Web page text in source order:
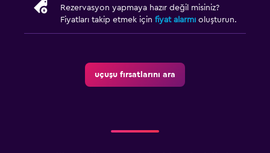
Rezervasyon yapmaya hazır değil misiniz?
Fiyatları takip etmek için fiyat alarmı oluşturun.
uçuşu fırsatlarını ara